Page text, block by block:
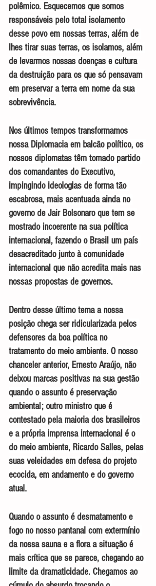
polêmico. Esquecemos que somos
responsáveis pelo total isolamento
desse povo em nossas terras, além de
lhes tirar suas terras, os isolamos, além
de levarmos nossas doenças e cultura
da destruição para os que só pensavam
em preservar a terra em nome da sua
sobrevivência.
Nos últimos tempos transformamos
nossa Diplomacia em balcão político, os
nossos diplomatas têm tomado partido
dos comandantes do Executivo,
impingindo ideologias de forma tão
escabrosa, mais acentuada ainda no
governo de Jair Bolsonaro que tem se
mostrado incoerente na sua política
internacional, fazendo o Brasil um país
desacreditado junto à comunidade
internacional que não acredita mais nas
nossas propostas de governos.
Dentro desse último tema a nossa
posição chega ser ridicularizada pelos
defensores da boa política no
tratamento do meio ambiente. O nosso
chanceler anterior, Ernesto Araújo, não
deixou marcas positivas na sua gestão
quando o assunto é preservação
ambiental; outro ministro que é
contestado pela maioria dos brasileiros
e a própria imprensa internacional é o
do meio ambiente, Ricardo Salles, pelas
suas veleidades em defesa do projeto
ecocida, em andamento e do governo
atual.
Quando o assunto é desmatamento e
fogo no nosso pantanal com extermínio
da nossa sauna e a flora a situação é
mais crítica que se parece, chegando ao
limite da dramaticidade. Chegamos ao